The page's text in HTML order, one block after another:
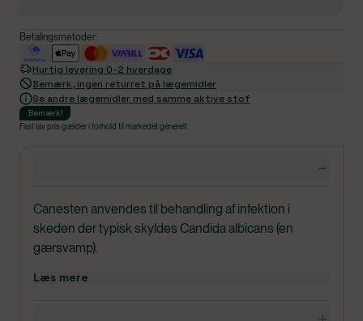
Canesten anvendes til behandling af infektion i
skeden der typisk skyldes Candida albicans (en
gærsvamp).
lægens anvisning.
Læs mere
Betalingsmetoder:
Hurtig levering 0-2 hverdage
Bemærk, ingen returret på lægemidler
Se andre lægemidler med samme aktive stof
Bemærk!
Fast lav pris gælder i forhold til markedet generelt